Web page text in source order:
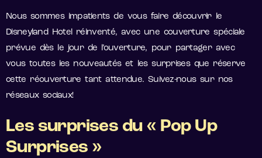
Nous sommes impatients de vous faire découvrir le
Disneyland Hotel réinventé, avec une couverture spéciale
prévue dès le jour de l’ouverture, pour partager avec
vous toutes les nouveautés et les surprises que réserve
cette réouverture tant attendue. Suivez-nous sur nos
réseaux sociaux!
Les surprises du « Pop Up
Surprises »